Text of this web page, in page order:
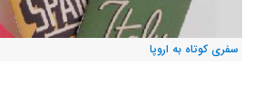
سفری کوتاه به اروپا